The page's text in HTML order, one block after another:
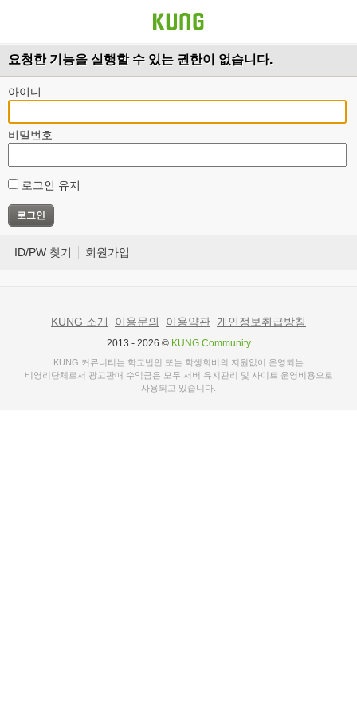
요청한 기능을 실행할 수 있는 권한이 없습니다.
아이디
비밀번호
로그인 유지
ID/PW 찾기 회원가입
KUNG 소개 이용문의 이용약관 개인정보취급방침
2013 - 2026 © KUNG Community
KUNG 커뮤니티는 학교법인 또는 학생회비의 지원없이 운영되는
비영리단체로서 광고판매 수익금은 모두 서버 유지관리 및 사이트 운영비용으로
사용되고 있습니다.